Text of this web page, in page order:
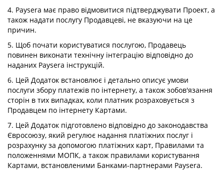
4. Paysera має право відмовитися підтверджувати Проект, а
також надати послугу Продавцеві, не вказуючи на це
причин.
5. Щоб почати користуватися послугою, Продавець
повинен виконати технічну інтеграцію відповідно до
наданих Paysera інструкцій.
6. Цей Додаток встановлює і детально описує умови
послуги збору платежів по інтернету, а також зобов'язання
сторін в тих випадках, коли платник розраховується з
Продавцем по інтернету Картами.
7. Цей Додаток підготовлено відповідно до законодавства
Євросоюзу, який регулює надання платіжних послуг і
розрахунку за допомогою платіжних карт, Правилами та
положеннями МОПК, а також правилами користування
Картами, встановленими Банками-партнерами Paysera.